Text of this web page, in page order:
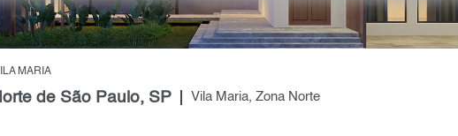
MARIA
de São Paulo, SP Vila Maria, Zona Norte